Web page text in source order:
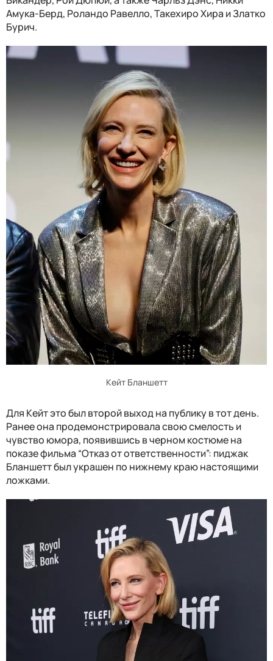
Амука-Берд, Роландо Равелло, Такехиро Хира и Златко
Бурич.
Кейт Бланшетт
Для Кейт это был второй выход на публику в тот день.
Ранее она продемонстрировала свою смелость и
чувство юмора, появившись в черном костюме на
показе фильма “Отказ от ответственности”: пиджак
Бланшетт был украшен по нижнему краю настоящими
ложками.